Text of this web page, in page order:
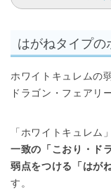
はがねタイプの
ホワイトキュレムの
ドラゴン・フェアリ
「ホワイトキュレム
一致の「こおり・ド
弱点をつける「はが
す。